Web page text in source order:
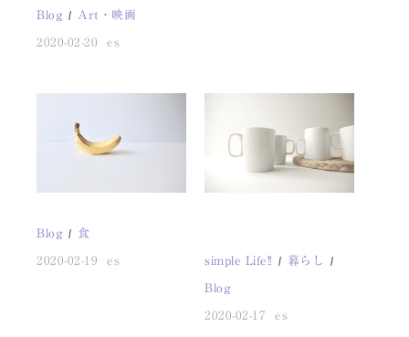
Blog Art・映画
2020-02-20 es
Blog 食
2020-02-19 es simple Life!! 暮らし
Blog
2020-02-17 es